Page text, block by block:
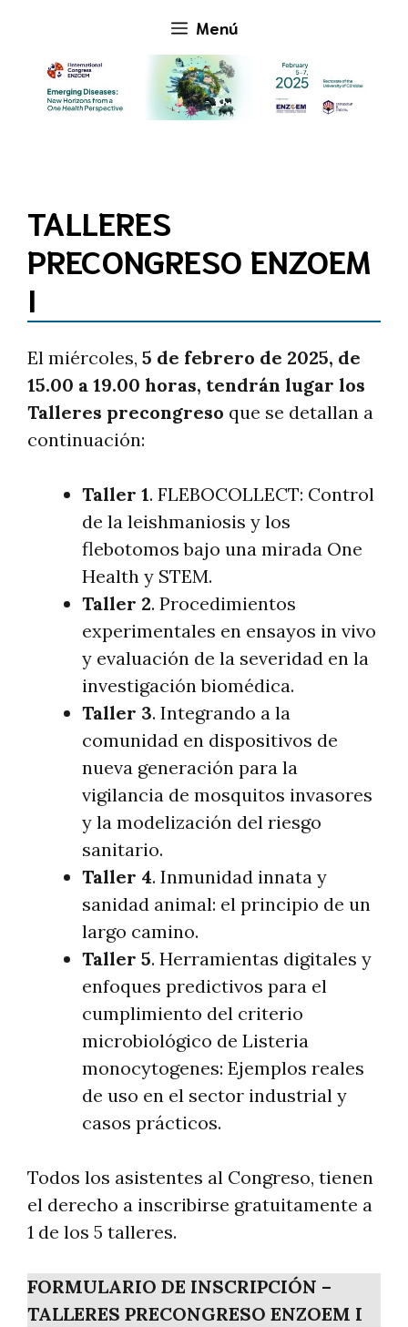
contenido
Menú
TALLERES
PRECONGRESO ENZOEM
I
El miércoles, 5 de febrero de 2025, de
15.00 a 19.00 horas, tendrán lugar los
Talleres precongreso que se detallan a
continuación:
Taller 1. FLEBOCOLLECT: Control
de la leishmaniosis y los
flebotomos bajo una mirada One
Health y STEM.
Taller 2. Procedimientos
experimentales en ensayos in vivo
y evaluación de la severidad en la
investigación biomédica.
Taller 3. Integrando a la
comunidad en dispositivos de
nueva generación para la
vigilancia de mosquitos invasores
y la modelización del riesgo
sanitario.
Taller 4. Inmunidad innata y
sanidad animal: el principio de un
largo camino.
Taller 5. Herramientas digitales y
enfoques predictivos para el
cumplimiento del criterio
microbiológico de Listeria
monocytogenes: Ejemplos reales
de uso en el sector industrial y
casos prácticos.
Todos los asistentes al Congreso, tienen
el derecho a inscribirse gratuitamente a
1 de los 5 talleres.
FORMULARIO DE INSCRIPCIÓN –
TALLERES PRECONGRESO ENZOEM I